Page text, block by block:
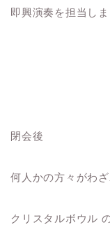
即興演奏を担当し
閉会後
何人かの方々がわ
クリスタルボウル